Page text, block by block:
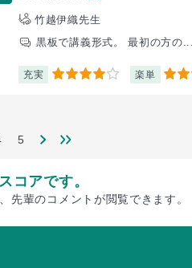
竹越伊織先生
黒板で講義形式。 最初の方の...
充実 4 楽単 5
5
コアです。
先輩のコメントが閲覧できます。